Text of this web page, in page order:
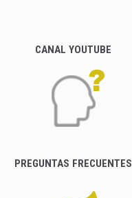
CANAL YOUTUBE
PREGUNTAS FRECUENTES